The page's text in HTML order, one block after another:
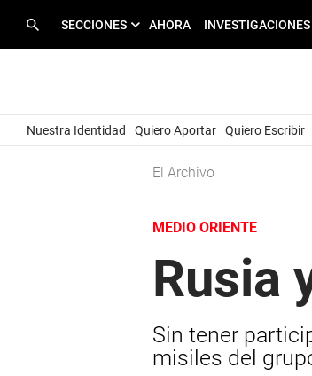
SECCIONES AHORA INVESTIGACIONES
Nuestra Identidad Quiero Aportar Quiero Escribir
El Archivo
MEDIO ORIENTE
Rusia
Sin tener
misiles del